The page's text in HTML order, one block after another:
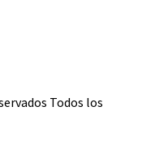
Todos los